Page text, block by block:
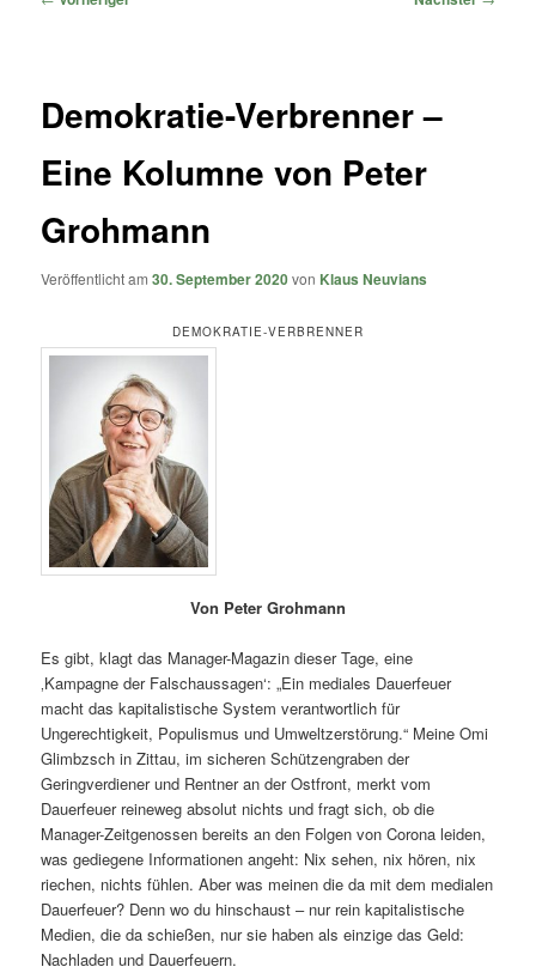
Demokratie-Verbrenner –
Eine Kolumne von Peter
Grohmann
Veröffentlicht am30. September 2020von Klaus Neuvians
DEMOKRATIE-VERBRENNER
Von Peter Grohmann
Es gibt, klagt das Manager-Magazin dieser Tage, eine
‚Kampagne der Falschaussagen‘: „Ein mediales Dauerfeuer
macht das kapitalistische System verantwortlich für
Ungerechtigkeit, Populismus und Umweltzerstörung.“ Meine Omi
Glimbzsch in Zittau, im sicheren Schützengraben der
Geringverdiener und Rentner an der Ostfront, merkt vom
Dauerfeuer reineweg absolut nichts und fragt sich, ob die
Manager-Zeitgenossen bereits an den Folgen von Corona leiden,
was gediegene Informationen angeht: Nix sehen, nix hören, nix
riechen, nichts fühlen. Aber was meinen die da mit dem medialen
Dauerfeuer? Denn wo du hinschaust – nur rein kapitalistische
Medien, die da schießen, nur sie haben als einzige das Geld:
Nachladen und Dauerfeuern.